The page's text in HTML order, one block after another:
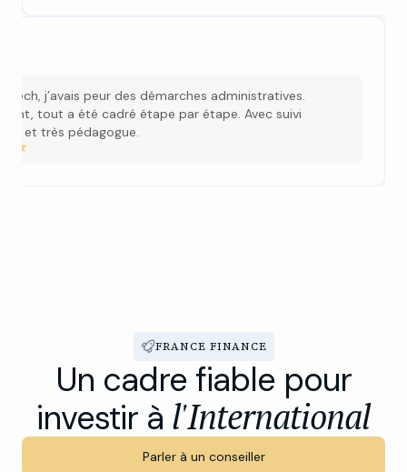
j’avais peur des démarches administratives.
tout a été cadré étape par étape. Avec suivi
et très pédagogue.
FRANCE FINANCE
Un cadre fiable pour
investir à l'International
Parler à un conseiller